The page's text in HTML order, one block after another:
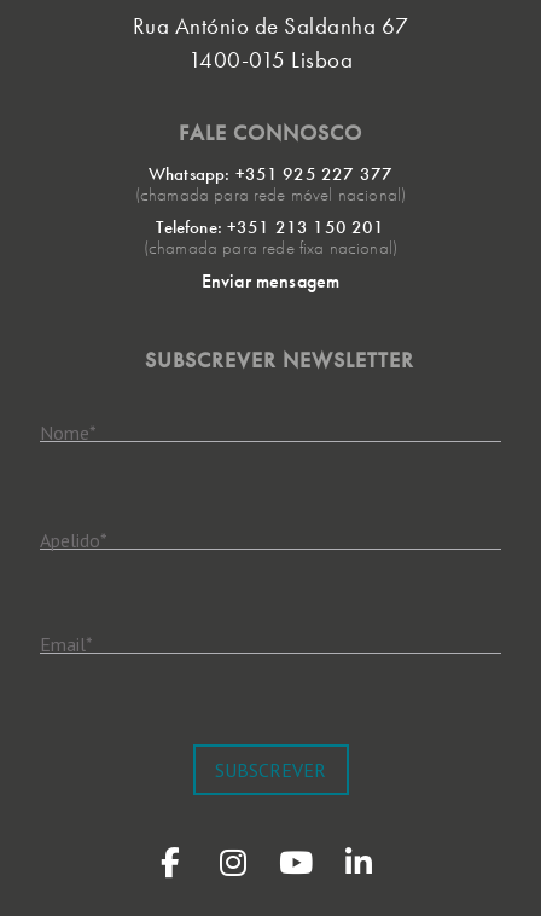
Rua António de Saldanha 67
1400-015 Lisboa
FALE CONNOSCO
Whatsapp: +351 925 227 377
(chamada para rede móvel nacional)
Telefone: +351 213 150 201
(chamada para rede fixa nacional)
Enviar mensagem
SUBSCREVER NEWSLETTER
Nome*
Apelido*
Email*
SUBSCREVER